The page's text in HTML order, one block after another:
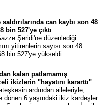
can kaybı son 48
bin 527'ye çıktı
Şeridi'ne düzenlediği
yitirenlerin sayısı son 48
bin 527'ye yükseldi.
kalan patlamamış
ikizlerin "hayatını kararttı"
ardından aileleriyle,
dönen 6 yaşındaki ikiz kardeşler